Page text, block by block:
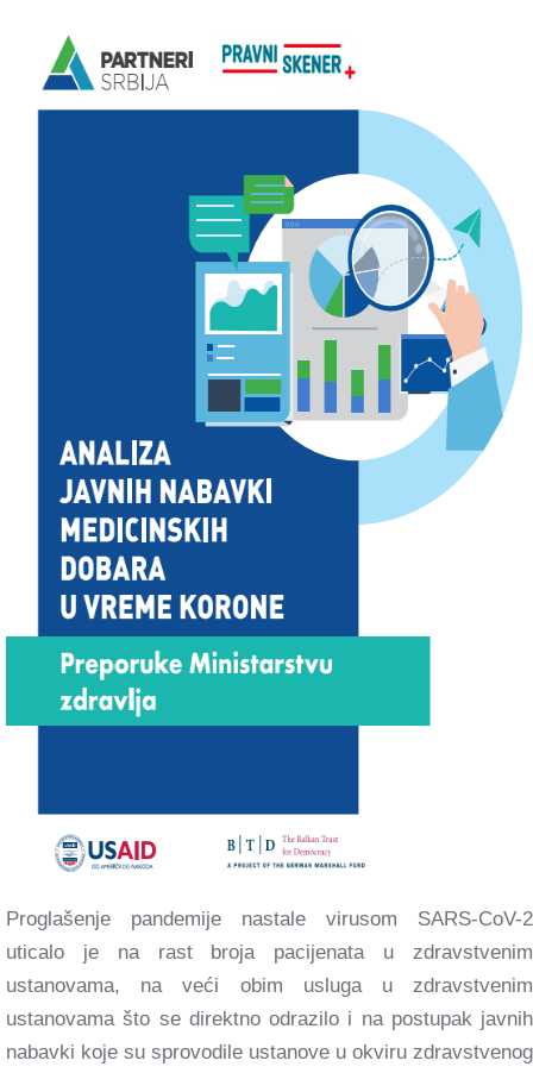
Proglašenje pandemije nastale virusom SARS-CoV-2
uticalo je na rast broja pacijenata u zdravstvenim
ustanovama, na veći obim usluga u zdravstvenim
ustanovama što se direktno odrazilo i na postupak javnih
nabavki koje su sprovodile ustanove u okviru zdravstvenog